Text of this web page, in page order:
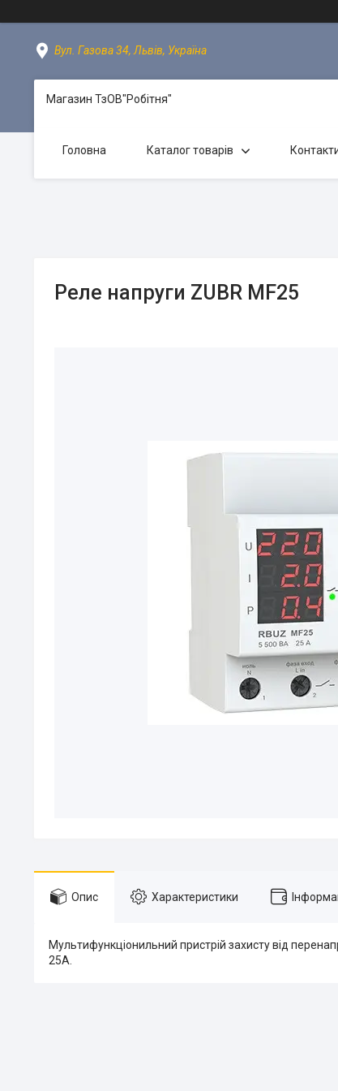
Вул. Газова 34, Львів, Україна
Магазин ТзОВ"Робітня"
Головна Каталог товарів
Реле напруги ZUBR MF25
Опис Характеристики
Мультифункціонильний пристрій захисту від
25А.